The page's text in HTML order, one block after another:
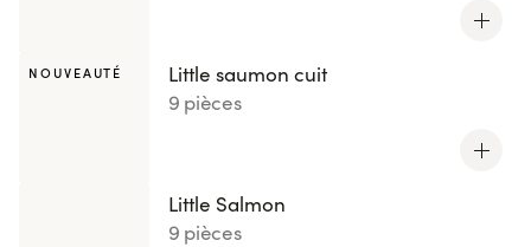
NOUVEAUTÉ
Little saumon cuit
9 pièces
Little Salmon
9 pièces